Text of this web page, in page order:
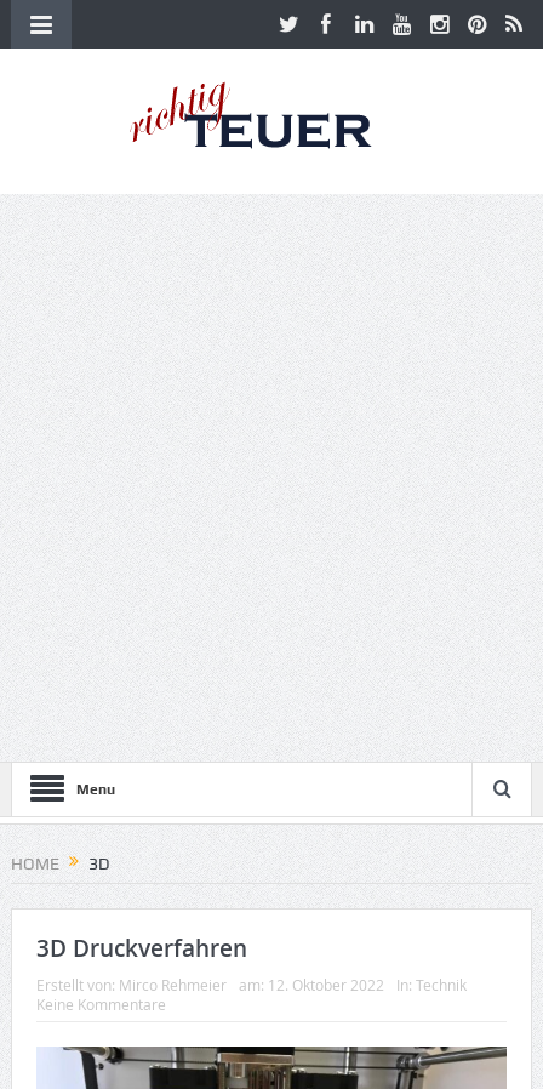
Menu
HOME 3D
3D Druckverfahren
Erstellt von: Mirco Rehmeier am: 12. Oktober 2022 In: Technik
Keine Kommentare